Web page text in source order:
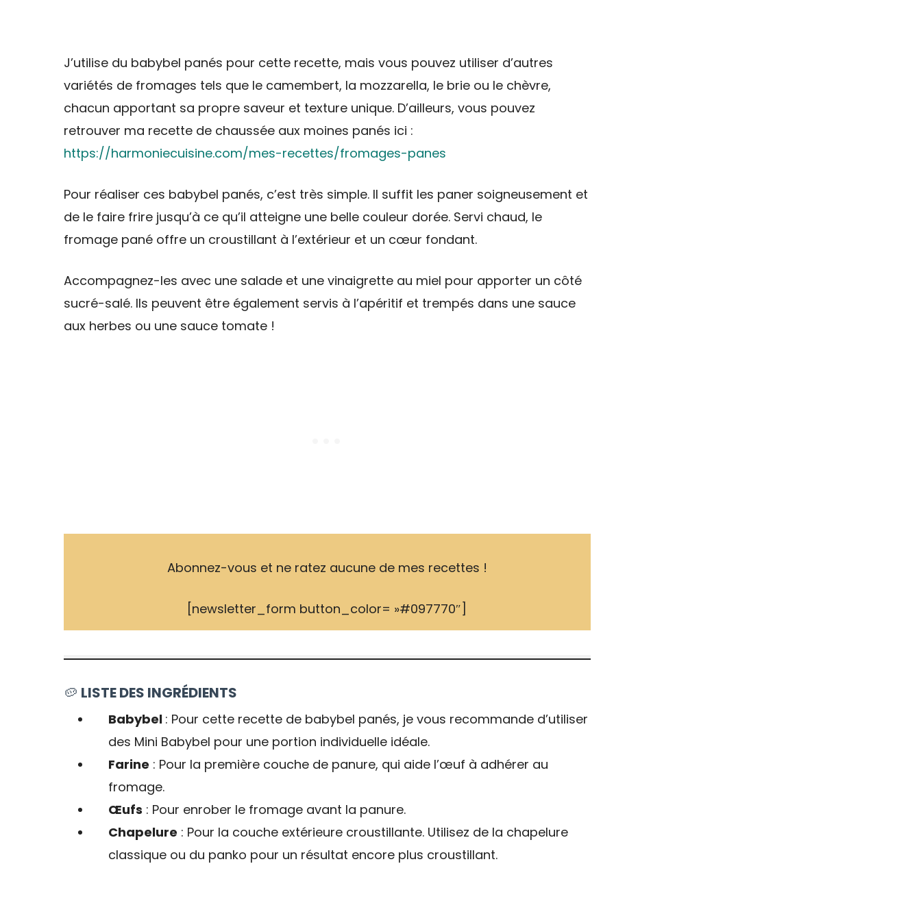
J’utilise du babybel panés pour cette recette, mais vous pouvez utiliser d’autres
variétés de fromages tels que le camembert, la mozzarella, le brie ou le chèvre,
chacun apportant sa propre saveur et texture unique. D’ailleurs, vous pouvez
retrouver ma recette de chaussée aux moines panés ici :
https://harmoniecuisine.com/mes-recettes/fromages-panes
Pour réaliser ces babybel panés, c’est très simple. Il suffit les paner soigneusement et
de le faire frire jusqu’à ce qu’il atteigne une belle couleur dorée. Servi chaud, le
fromage pané offre un croustillant à l’extérieur et un cœur fondant.
Accompagnez-les avec une salade et une vinaigrette au miel pour apporter un côté
sucré-salé. Ils peuvent être également servis à l’apéritif et trempés dans une sauce
aux herbes ou une sauce tomate !
Abonnez-vous et ne ratez aucune de mes recettes !
[newsletter_form button_color= »#097770″]
🥔 LISTE DES INGRÉDIENTS
Babybel : Pour cette recette de babybel panés, je vous recommande d’utiliser
des Mini Babybel pour une portion individuelle idéale.
Farine : Pour la première couche de panure, qui aide l’œuf à adhérer au
fromage.
Œufs : Pour enrober le fromage avant la panure.
Chapelure : Pour la couche extérieure croustillante. Utilisez de la chapelure
classique ou du panko pour un résultat encore plus croustillant.